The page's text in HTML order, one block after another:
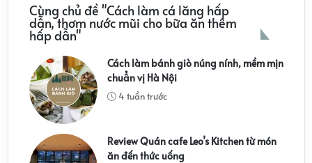
Cùng chủ đề "Cách làm cá lăng hấp
dẫn, thơm nước mũi cho bữa ăn thêm
hấp dẫn"
Cách làm bánh giò núng nính, mềm mịn
chuẩn vị Hà Nội
4 tuần trước
Review Quán cafe Leo’s Kitchen từ món
ăn đến thức uống